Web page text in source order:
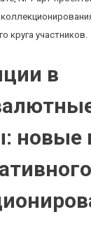
круга участников.
в
новые